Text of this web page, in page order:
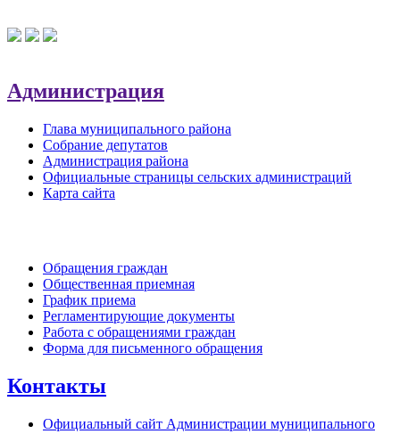
Администрация
Глава муниципального района
Собрание депутатов
Администрация района
Официальные страницы сельских администраций
Карта сайта
Обращения граждан
Общественная приемная
График приема
Регламентирующие документы
Работа с обращениями граждан
Форма для письменного обращения
Контакты
Официальный сайт Администрации муниципального